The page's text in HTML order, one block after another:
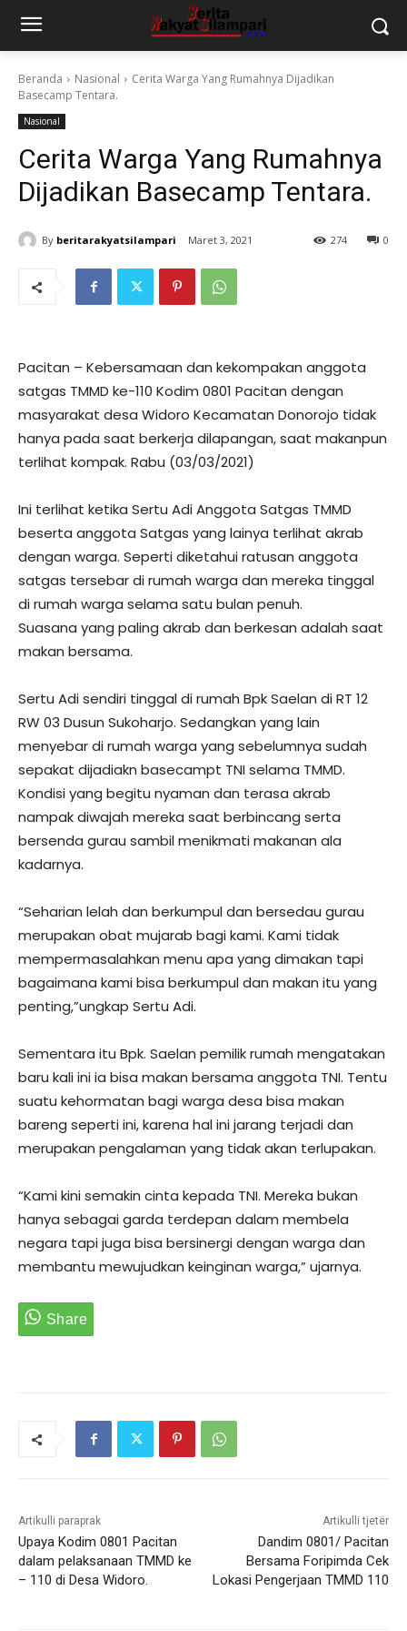
Beranda Nasional
Cerita Warga Yang Rumahnya Dijadikan
Basecamp Tentara.
Nasional
Cerita Warga Yang Rumahnya
Dijadikan Basecamp Tentara.
By beritarakyatsilampari Maret 3, 2021 0
274
Pacitan – Kebersamaan dan kekompakan anggota
satgas TMMD ke-110 Kodim 0801 Pacitan dengan
masyarakat desa Widoro Kecamatan Donorojo tidak
hanya pada saat berkerja dilapangan, saat makanpun
terlihat kompak. Rabu (03/03/2021)
Ini terlihat ketika Sertu Adi Anggota Satgas TMMD
beserta anggota Satgas yang lainya terlihat akrab
dengan warga. Seperti diketahui ratusan anggota
satgas tersebar di rumah warga dan mereka tinggal
di rumah warga selama satu bulan penuh.
Suasana yang paling akrab dan berkesan adalah saat
makan bersama.
Sertu Adi sendiri tinggal di rumah Bpk Saelan di RT 12
RW 03 Dusun Sukoharjo. Sedangkan yang lain
menyebar di rumah warga yang sebelumnya sudah
sepakat dijadiakn basecampt TNI selama TMMD.
Kondisi yang begitu nyaman dan terasa akrab
nampak diwajah mereka saat berbincang serta
bersenda gurau sambil menikmati makanan ala
kadarnya.
“Seharian lelah dan berkumpul dan bersedau gurau
merupakan obat mujarab bagi kami. Kami tidak
mempermasalahkan menu apa yang dimakan tapi
bagaimana kami bisa berkumpul dan makan itu yang
penting,”ungkap Sertu Adi.
Sementara itu Bpk. Saelan pemilik rumah mengatakan
baru kali ini ia bisa makan bersama anggota TNI. Tentu
suatu kehormatan bagi warga desa bisa makan
bareng seperti ini, karena hal ini jarang terjadi dan
merupakan pengalaman yang tidak akan terlupakan.
“Kami kini semakin cinta kepada TNI. Mereka bukan
hanya sebagai garda terdepan dalam membela
negara tapi juga bisa bersinergi dengan warga dan
membantu mewujudkan keinginan warga,” ujarnya.
Artikulli paraprak
Upaya Kodim 0801 Pacitan
dalam pelaksanaan TMMD ke
– 110 di Desa Widoro.
Artikulli tjetër
Dandim 0801/ Pacitan
Bersama Foripimda Cek
Lokasi Pengerjaan TMMD 110